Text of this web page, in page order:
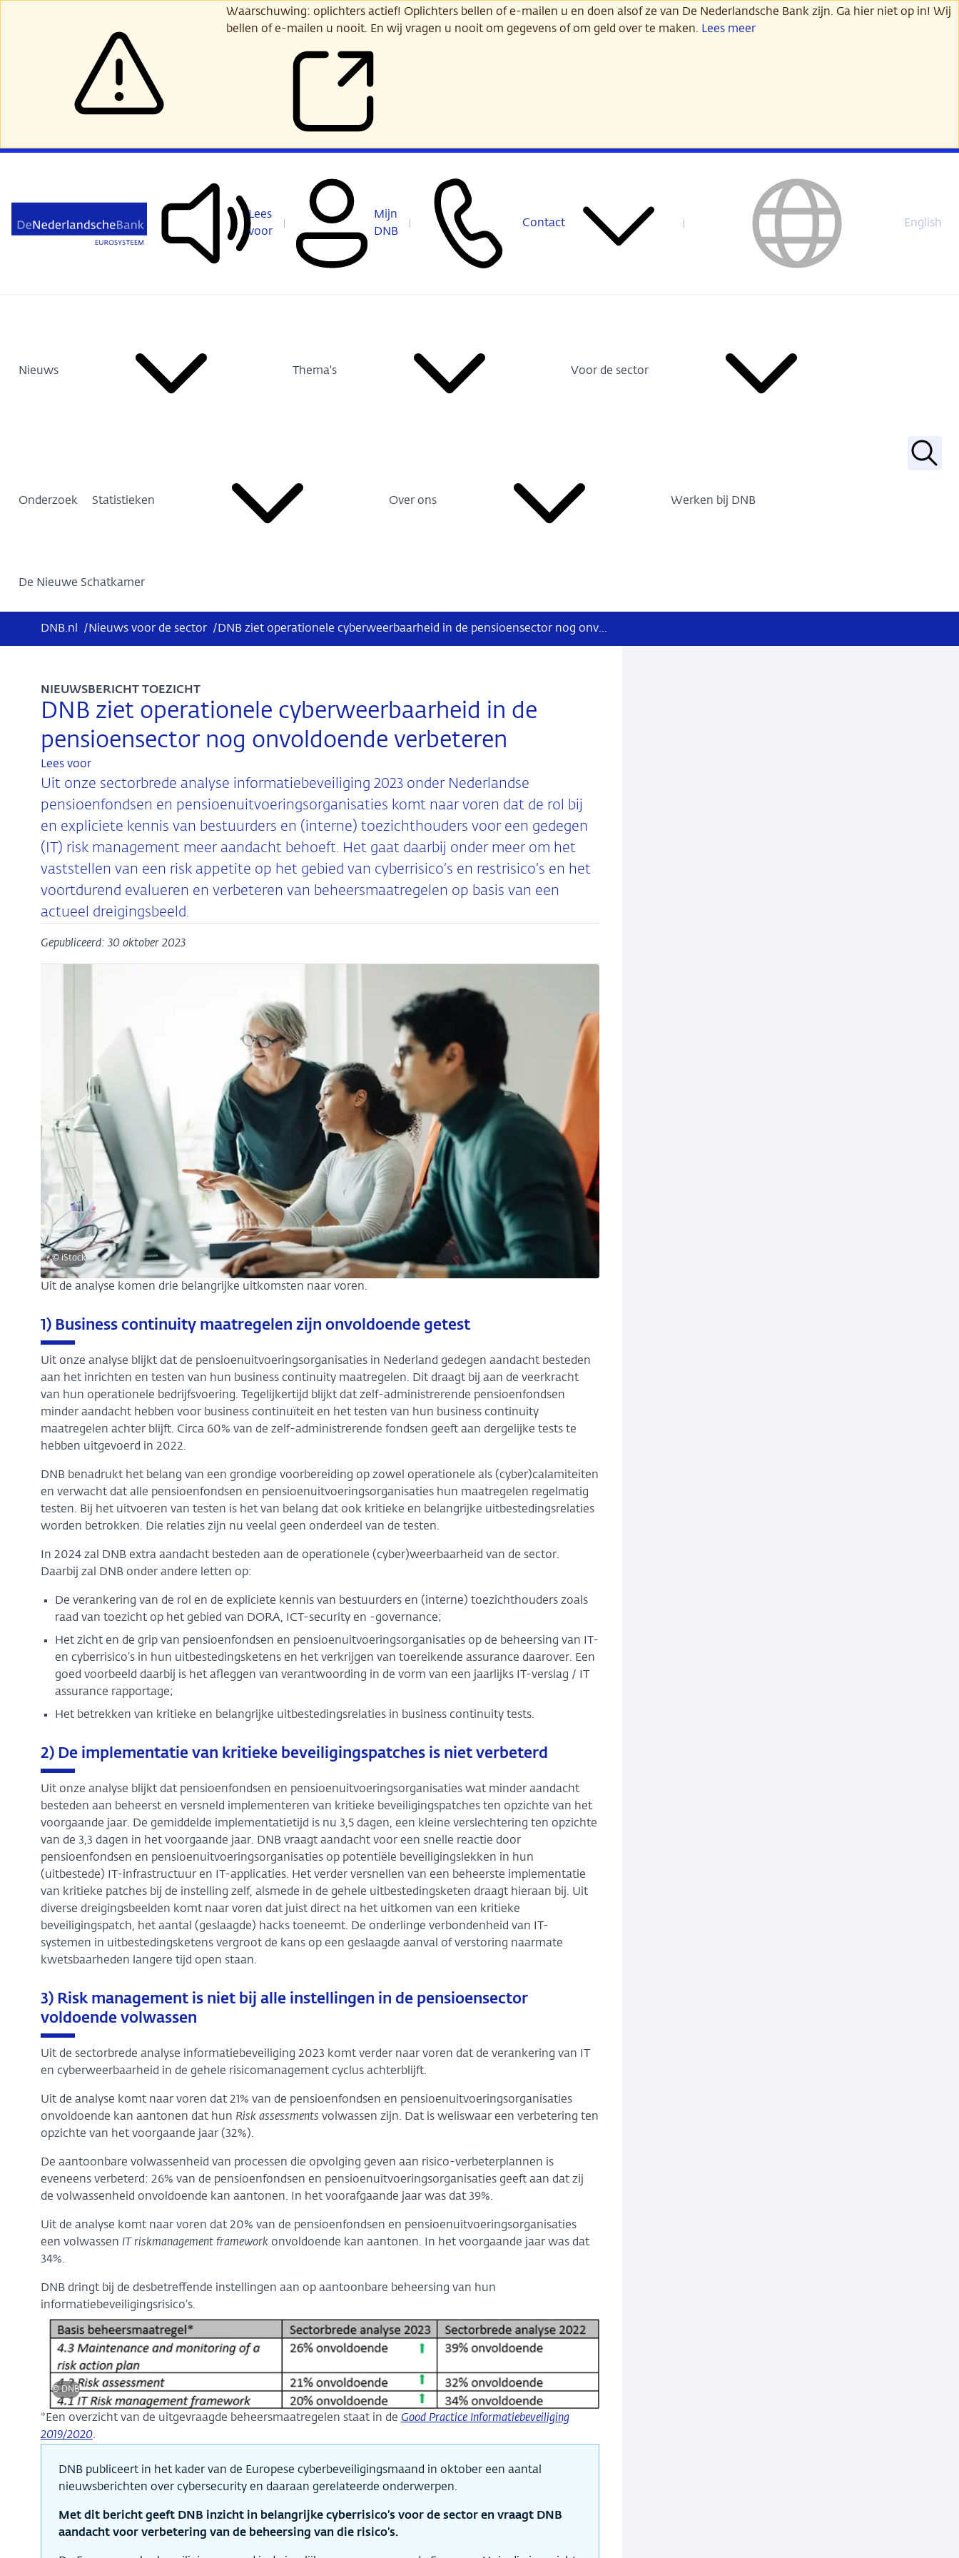
Waarschuwing: oplichters actief! Oplichters bellen of e-mailen u en doen alsof ze van De Nederlandsche Bank zijn. Ga hier niet op in! Wij
bellen of e-mailen u nooit. En wij vragen u nooit om gegevens of om geld over te maken. Lees meer
Lees
voor
Mijn
DNB
Contact English
Nieuws Thema's Voor de sector
Onderzoek Statistieken Over ons Werken bij DNB
De Nieuwe Schatkamer
Zoek
DNB.nl / Nieuws voor de sector / DNB ziet operationele cyberweerbaarheid in de pensioensector nog onvoldoende verbeteren
DNB ziet operationele cyberweerbaarheid in de
pensioensector nog onvoldoende verbeteren
NIEUWSBERICHT TOEZICHT
Lees voor
Uit onze sectorbrede analyse informatiebeveiliging 2023 onder Nederlandse
pensioenfondsen en pensioenuitvoeringsorganisaties komt naar voren dat de rol bij
en expliciete kennis van bestuurders en (interne) toezichthouders voor een gedegen
(IT) risk management meer aandacht behoeft. Het gaat daarbij onder meer om het
vaststellen van een risk appetite op het gebied van cyberrisico’s en restrisico’s en het
voortdurend evalueren en verbeteren van beheersmaatregelen op basis van een
actueel dreigingsbeeld.
Gepubliceerd: 30 oktober 2023
© iStock
Uit de analyse komen drie belangrijke uitkomsten naar voren.
1) Business continuity maatregelen zijn onvoldoende getest
Uit onze analyse blijkt dat de pensioenuitvoeringsorganisaties in Nederland gedegen aandacht besteden
aan het inrichten en testen van hun business continuity maatregelen. Dit draagt bij aan de veerkracht
van hun operationele bedrijfsvoering. Tegelijkertijd blijkt dat zelf-administrerende pensioenfondsen
minder aandacht hebben voor business continuïteit en het testen van hun business continuity
maatregelen achter blijft. Circa 60% van de zelf-administrerende fondsen geeft aan dergelijke tests te
hebben uitgevoerd in 2022.
DNB benadrukt het belang van een grondige voorbereiding op zowel operationele als (cyber)calamiteiten
en verwacht dat alle pensioenfondsen en pensioenuitvoeringsorganisaties hun maatregelen regelmatig
testen. Bij het uitvoeren van testen is het van belang dat ook kritieke en belangrijke uitbestedingsrelaties
worden betrokken. Die relaties zijn nu veelal geen onderdeel van de testen.
In 2024 zal DNB extra aandacht besteden aan de operationele (cyber)weerbaarheid van de sector.
Daarbij zal DNB onder andere letten op:
De verankering van de rol en de expliciete kennis van bestuurders en (interne) toezichthouders zoals
raad van toezicht op het gebied van DORA, ICT-security en -governance;
Het zicht en de grip van pensioenfondsen en pensioenuitvoeringsorganisaties op de beheersing van IT-
en cyberrisico’s in hun uitbestedingsketens en het verkrijgen van toereikende assurance daarover. Een
goed voorbeeld daarbij is het afleggen van verantwoording in de vorm van een jaarlijks IT-verslag / IT
assurance rapportage;
Het betrekken van kritieke en belangrijke uitbestedingsrelaties in business continuity tests.
2) De implementatie van kritieke beveiligingspatches is niet verbeterd
Uit onze analyse blijkt dat pensioenfondsen en pensioenuitvoeringsorganisaties wat minder aandacht
besteden aan beheerst en versneld implementeren van kritieke beveiligingspatches ten opzichte van het
voorgaande jaar. De gemiddelde implementatietijd is nu 3,5 dagen, een kleine verslechtering ten opzichte
van de 3,3 dagen in het voorgaande jaar. DNB vraagt aandacht voor een snelle reactie door
pensioenfondsen en pensioenuitvoeringsorganisaties op potentiële beveiligingslekken in hun
(uitbestede) IT-infrastructuur en IT-applicaties. Het verder versnellen van een beheerste implementatie
van kritieke patches bij de instelling zelf, alsmede in de gehele uitbestedingsketen draagt hieraan bij. Uit
diverse dreigingsbeelden komt naar voren dat juist direct na het uitkomen van een kritieke
beveiligingspatch, het aantal (geslaagde) hacks toeneemt. De onderlinge verbondenheid van IT-
systemen in uitbestedingsketens vergroot de kans op een geslaagde aanval of verstoring naarmate
kwetsbaarheden langere tijd open staan.
3) Risk management is niet bij alle instellingen in de pensioensector
voldoende volwassen
Uit de sectorbrede analyse informatiebeveiliging 2023 komt verder naar voren dat de verankering van IT
en cyberweerbaarheid in de gehele risicomanagement cyclus achterblijft.
Uit de analyse komt naar voren dat 21% van de pensioenfondsen en pensioenuitvoeringsorganisaties
onvoldoende kan aantonen dat hun Risk assessments volwassen zijn. Dat is weliswaar een verbetering ten
opzichte van het voorgaande jaar (32%).
De aantoonbare volwassenheid van processen die opvolging geven aan risico-verbeterplannen is
eveneens verbeterd: 26% van de pensioenfondsen en pensioenuitvoeringsorganisaties geeft aan dat zij
de volwassenheid onvoldoende kan aantonen. In het voorafgaande jaar was dat 39%.
Uit de analyse komt naar voren dat 20% van de pensioenfondsen en pensioenuitvoeringsorganisaties
een volwassen IT riskmanagement framework onvoldoende kan aantonen. In het voorgaande jaar was dat
34%.
DNB dringt bij de desbetreffende instellingen aan op aantoonbare beheersing van hun
informatiebeveiligingsrisico’s.
© DNB
*Een overzicht van de uitgevraagde beheersmaatregelen staat in de Good Practice Informatiebeveiliging
2019/2020.
DNB publiceert in het kader van de Europese cyberbeveiligingsmaand in oktober een aantal
nieuwsberichten over cybersecurity en daaraan gerelateerde onderwerpen.
Met dit bericht geeft DNB inzicht in belangrijke cyberrisico’s voor de sector en vraagt DNB
aandacht voor verbetering van de beheersing van die risico’s.